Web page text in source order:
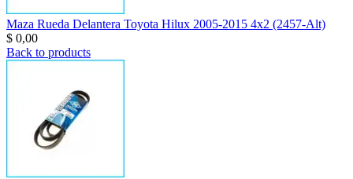
Maza Rueda Delantera Toyota Hilux 2005-2015 4x2 (2457-Alt)
$ 0,00
Back to products